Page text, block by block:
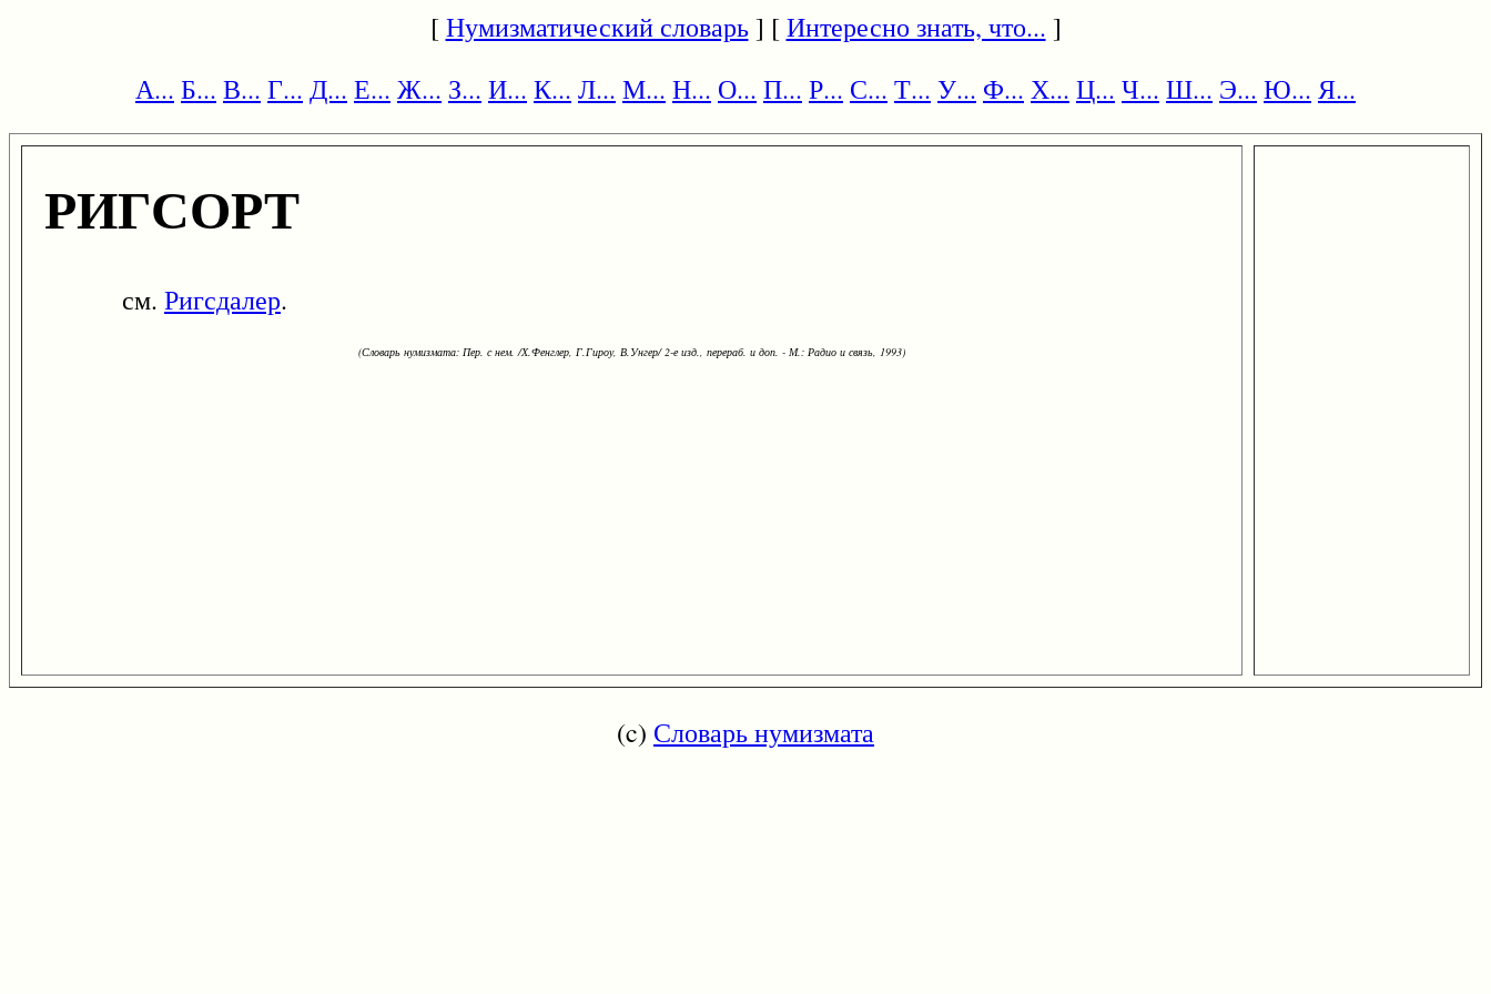
[Нумизматический словарь] [Интересно знать, что... ]
А... Б... В... Г... Д... Е... Ж... З... И... К... Л... М... Н... О... П... Р... С... Т... У... Ф... Х... Ц... Ч... Ш... Э... Ю... Я...
РИГСОРТ
см. Ригсдалер.
(Словарь нумизмата: Пер. с нем. /Х.Фенглер, Г.Гироу, В.Унгер/ 2-е изд., перераб. и доп. - М.: Радио и связь, 1993)
(c) Словарь нумизмата